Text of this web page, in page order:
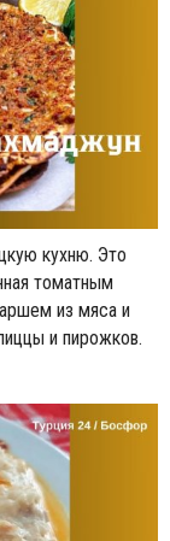
кухню. Это
томатным
из мяса и
и пирожков.